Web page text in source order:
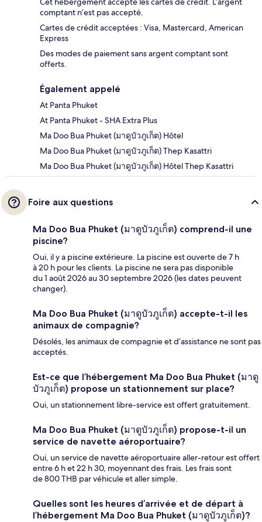
comptant n’est pas accepté.
Cartes de crédit acceptées : Visa, Mastercard, American
Express
Des modes de paiement sans argent comptant sont
offerts.
Également appelé
At Panta Phuket
At Panta Phuket - SHA Extra Plus
Ma Doo Bua Phuket (มาดูบัวภูเก็ต) Hôtel
Ma Doo Bua Phuket (มาดูบัวภูเก็ต) Thep Kasattri
Ma Doo Bua Phuket (มาดูบัวภูเก็ต) Hôtel Thep Kasattri
Foire aux questions
Ma Doo Bua Phuket (มาดูบัวภูเก็ต) comprend-il une
piscine?
Oui, il y a piscine extérieure. La piscine est ouverte de 7 h
à 20 h pour les clients. La piscine ne sera pas disponible
du 1 août 2026 au 30 septembre 2026 (les dates peuvent
changer).
Ma Doo Bua Phuket (มาดูบัวภูเก็ต) accepte-t-il les
animaux de compagnie?
Désolés, les animaux de compagnie et d’assistance ne sont pas
acceptés.
Est-ce que l’hébergement Ma Doo Bua Phuket (มาดู
บัวภูเก็ต) propose un stationnement sur place?
Oui, un stationnement libre-service est offert gratuitement.
Ma Doo Bua Phuket (มาดูบัวภูเก็ต) propose-t-il un
service de navette aéroportuaire?
Oui, un service de navette aéroportuaire aller-retour est offert
entre 6 h et 22 h 30, moyennant des frais. Les frais sont
de 800 THB par véhicule et aller simple.
Quelles sont les heures d’arrivée et de départ à
l’hébergement Ma Doo Bua Phuket (มาดูบัวภูเก็ต)?